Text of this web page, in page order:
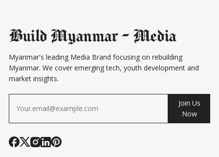
Build Myanmar - Media
Myanmar's leading Media Brand focusing on rebuilding
Myanmar. We cover emerging tech, youth development and
market insights.
Join Us
Now